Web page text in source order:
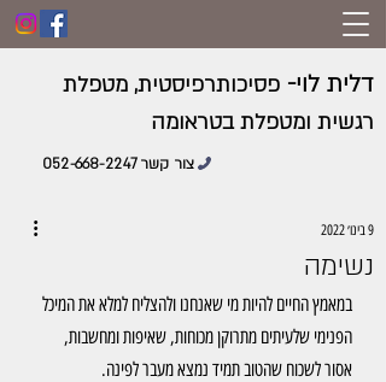
דלית לוי- פסיכותרפיסטית, מטפלת
רגשית ומטפלת בטראומה
צור קשר 052-668-2247
נשימה
9 בינו׳ 2022
במאמץ החיים להיות מי שאנחנו ולהצליח למלא את המיכל
הפנימי שלעיתים מתרוקן מכוחות, שאיפות ומחשבות,
אסור לשכוח שהטוב תמיד נמצא מעבר לפינה.